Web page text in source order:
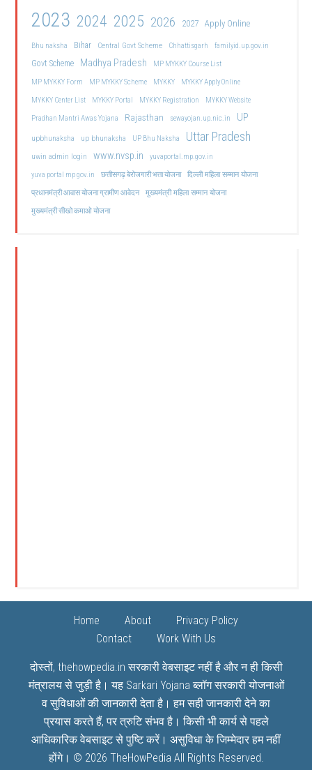
2023 2024 2025 2026 2027 Apply Online
Bhu naksha Bihar Central Govt Scheme Chhattisgarh familyid.up.gov.in
Govt Scheme Madhya Pradesh
MP MYKKY Course List
MP MYKKY Form
MP MYKKY Scheme MYKKY
MYKKY Apply Online
MYKKY Center List
MYKKY Portal MYKKY Registration
MYKKY Website
Pradhan Mantri Awas Yojana
Rajasthan sewayojan.up.nic.in UP
upbhunaksha up bhunaksha UP Bhu Naksha Uttar Pradesh
uwin admin login www.nvsp.in
yuvaportal.mp.gov.in
yuva portal mp gov.in
छत्तीसगढ़ बेरोजगारी भत्ता योजना दिल्ली महिला सम्मान योजना
प्रधानमंत्री आवास योजना ग्रामीण आवेदन मुख्यमंत्री महिला सम्मान योजना
मुख्यमंत्री सीखो कमाओ योजना
Home About
Privacy Policy
Contact
Work With Us
दोस्तों, thehowpedia.in सरकारी वेबसाइट नहीं है और न ही किसी
मंत्रालय से जुड़ी है। यह Sarkari Yojana ब्लॉग सरकारी योजनाओं
व सुविधाओं की जानकारी देता है। हम सही जानकारी देने का
प्रयास करते हैं, पर त्रुटि संभव है। किसी भी कार्य से पहले
आधिकारिक वेबसाइट से पुष्टि करें। असुविधा के जिम्मेदार हम नहीं
होंगे। © 2026 TheHowPedia All Rights Reserved.